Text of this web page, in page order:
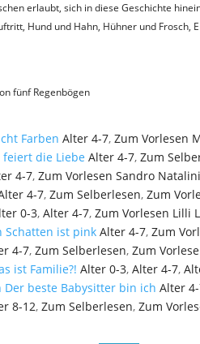
erlaubt, sich in diese Geschichte
Hund und Hahn, Hühner und Frosch,
fünf Regenbögen
Farben Alter 4-7, Zum Vorlesen
feiert die Liebe Alter 4-7, Zum
4-7, Zum Vorlesen Sandro Natalini
4-7, Zum Selberlesen, Zum
0-3, Alter 4-7, Zum Vorlesen Lilli
Schatten ist pink Alter 4-7, Zum
4-7, Zum Selberlesen, Zum
ist Familie?! Alter 0-3, Alter 4-7,
Der beste Babysitter bin ich Alter
8-12, Zum Selberlesen, Zum